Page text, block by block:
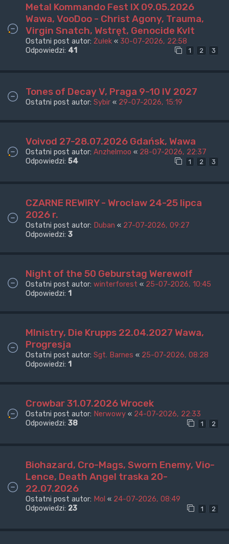
Metal Kommando Fest IX 09.05.2026
Wawa, VooDoo - Christ Agony, Trauma,
Virgin Snatch, Wstręt, Genocide Kvlt
Ostatni post autor: Żułek « 30-07-2026, 22:58
Odpowiedzi: 41 1 2 3
Tones of Decay V, Praga 9-10 IV 2027
Ostatni post autor: Sybir « 29-07-2026, 15:19
Voivod 27-28.07.2026 Gdańsk, Wawa
Ostatni post autor: Anzhelmoo « 28-07-2026, 22:37
Odpowiedzi: 54 1 2 3
CZARNE REWIRY - Wrocław 24-25 lipca
2026 r.
Ostatni post autor: Duban « 27-07-2026, 09:27
Odpowiedzi: 3
Night of the 50 Geburstag Werewolf
Ostatni post autor: winterforest « 25-07-2026, 10:45
Odpowiedzi: 1
MInistry, Die Krupps 22.04.2027 Wawa,
Progresja
Ostatni post autor: Sgt. Barnes « 25-07-2026, 08:28
Odpowiedzi: 1
Crowbar 31.07.2026 Wrocek
Ostatni post autor: Nerwowy « 24-07-2026, 22:33
Odpowiedzi: 38 1 2
Biohazard, Cro-Mags, Sworn Enemy, Vio-
Lence, Death Angel traska 20-
22.07.2026
Ostatni post autor: Mol « 24-07-2026, 08:49
Odpowiedzi: 23 1 2